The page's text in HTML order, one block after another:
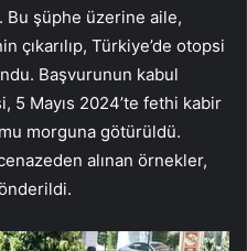
Bu şüphe üzerine aile,
çıkarılıp, Türkiye’de otopsi
Başvurunun kabul
5 Mayıs 2024’te fethi kabir
morguna götürüldü.
alınan örnekler,